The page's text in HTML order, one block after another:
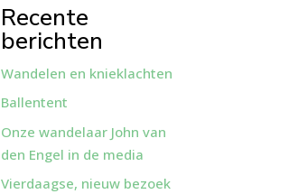
Recente
berichten
Wandelen en knieklachten
Ballentent
Onze wandelaar John van
den Engel in de media
Vierdaagse, nieuw bezoek